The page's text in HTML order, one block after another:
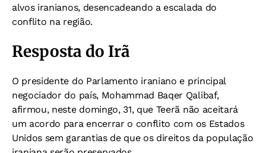
alvos iranianos, desencadeando a escalada do
conflito na região.
Resposta do Irã
O presidente do Parlamento iraniano e principal
negociador do país, Mohammad Baqer Qalibaf,
afirmou, neste domingo, 31, que Teerã não aceitará
um acordo para encerrar o conflito com os Estados
Unidos sem garantias de que os direitos da população